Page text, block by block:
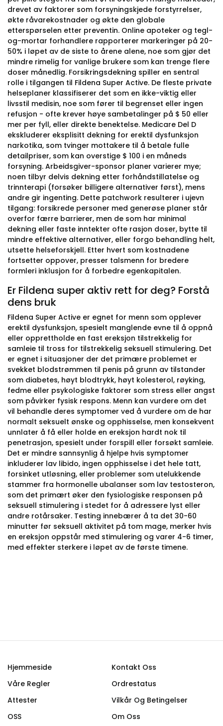
drevet av faktorer som forsyningskjede forstyrrelser,
økte råvarekostnader og økte den globale
etterspørselen etter preventin. Online apoteker og tegl-
og-mortar forhandlere rapporterer markeringer på 20-
50% i løpet av de siste to årene alene, noe som gjør det
mindre rimelig for vanlige brukere som kan trenge flere
doser månedlig. Forsikringsdekning spiller en sentral
rolle i tilgangen til Fildena Super Active. De fleste private
helseplaner klassifiserer det som en ikke-viktig eller
livsstil medisin, noe som fører til begrenset eller ingen
refusjon - ofte krever høye sambetalinger på $ 50 eller
mer per fyll, eller direkte benektelse. Medicare Del D
ekskluderer eksplisitt dekning for erektil dysfunksjon
narkotika, som tvinger mottakere til å betale fulle
detailpriser, som kan overstige $ 100 i en måneds
forsyning. Arbeidsgiver-sponsor planer varierer mye;
noen tilbyr delvis dekning etter forhåndstillatelse og
trinnterapi (forsøker billigere alternativer først), mens
andre gir ingenting. Dette patchwork resulterer i ujevn
tilgang: forsikrede personer med generøse planer står
overfor færre barrierer, men de som har minimal
dekning eller faste inntekter ofte rasjon doser, bytte til
mindre effektive alternativer, eller forgo behandling helt,
utsette helseforskjell. Etter hvert som kostnadene
fortsetter oppover, presser talsmenn for bredere
formleri inklusjon for å forbedre egenkapitalen.
Er Fildena super aktiv rett for deg? Forstå
dens bruk
Fildena Super Active er egnet for menn som opplever
erektil dysfunksjon, spesielt manglende evne til å oppnå
eller opprettholde en fast ereksjon tilstrekkelig for
samleie til tross for tilstrekkelig seksuell stimulering. Det
er egnet i situasjoner der det primære problemet er
svekket blodstrømmen til penis på grunn av tilstander
som diabetes, høyt blodtrykk, høyt kolesterol, røyking,
fedme eller psykologiske faktorer som stress eller angst
som påvirker fysisk respons. Menn kan vurdere om det
vil behandle deres symptomer ved å vurdere om de har
normalt seksuelt ønske og opphisselse, men konsekvent
unnlater å få eller holde en ereksjon hardt nok til
penetrasjon, spesielt under forspill eller forsøkt samleie.
Det er mindre sannsynlig å hjelpe hvis symptomer
inkluderer lav libido, ingen opphisselse i det hele tatt,
forsinket utløsning, eller problemer som utelukkende
stammer fra hormonelle ubalanser som lav testosteron,
som det primært øker den fysiologiske responsen på
seksuell stimulering i stedet for å adressere lyst eller
andre rotårsaker. Testing innebærer å ta det 30-60
minutter før seksuell aktivitet på tom mage, merker hvis
en ereksjon oppstår med stimulering og varer 4-6 timer,
med effekter sterkere i løpet av de første timene.
Hjemmeside
Kontakt Oss
Våre Regler
Ordrestatus
Attester
Vilkår Og Betingelser
OSS
Om Oss